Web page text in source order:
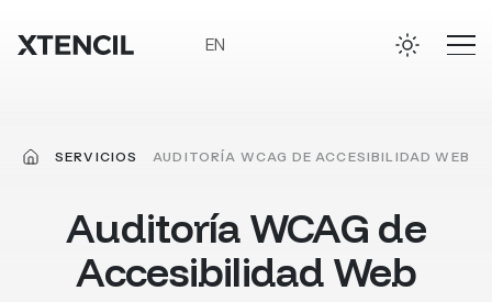
EN
INICIOSERVICIOS AUDITORÍA WCAG DE ACCESIBILIDAD WEB
AuditoríaWCAG de
AccesibilidadWeb